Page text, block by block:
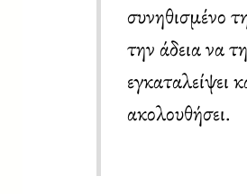
συνηθισμένο
την άδεια να
εγκαταλείψει
ακολουθήσει.